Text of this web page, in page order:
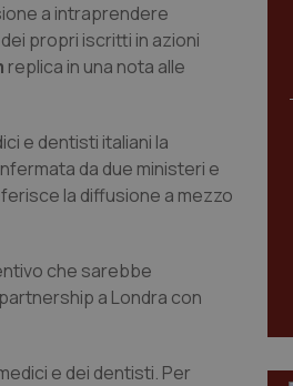
a intraprendere
propri iscritti in azioni
replica in una nota alle
e dentisti italiani la
da due ministeri e
la diffusione a mezzo
che sarebbe
a Londra con
e dei dentisti. Per